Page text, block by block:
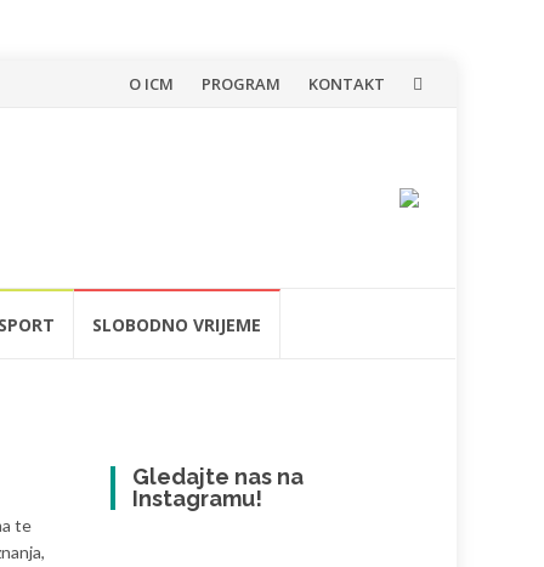
Skip
O ICM PROGRAM KONTAKT
SPORT SLOBODNO VRIJEME
te
Gledajte nas na
Instagramu!